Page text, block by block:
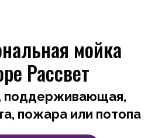
мойка
Рассвет
поддерживающая,
пожара или потопа